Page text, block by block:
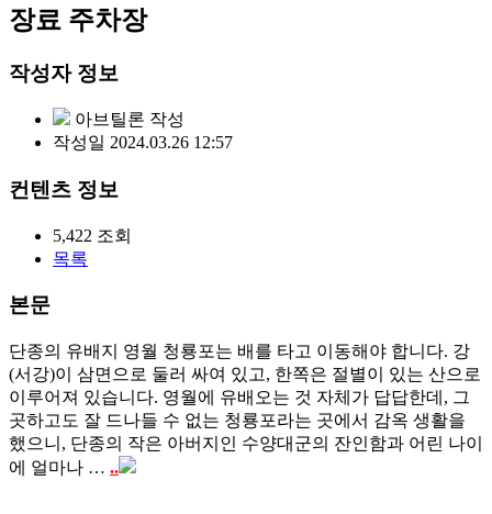
장료 주차장
작성자 정보
아브틸론 작성
작성일 2024.03.26 12:57
컨텐츠 정보
5,422 조회
목록
본문
단종의 유배지 영월 청룡포는 배를 타고 이동해야 합니다. 강
(서강)이 삼면으로 둘러 싸여 있고, 한쪽은 절별이 있는 산으로
이루어져 있습니다. 영월에 유배오는 것 자체가 답답한데, 그
곳하고도 잘 드나들 수 없는 청룡포라는 곳에서 감옥 생활을
했으니, 단종의 작은 아버지인 수양대군의 잔인함과 어린 나이
에 얼마나 … ..